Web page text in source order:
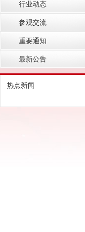
行业动态
参观交流
重要通知
最新公告
热点新闻